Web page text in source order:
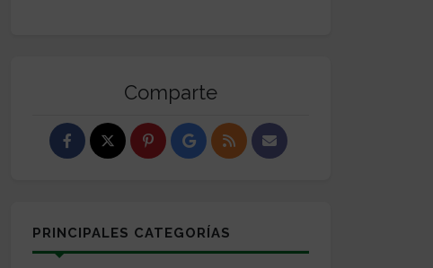
Comparte
PRINCIPALES CATEGORÍAS